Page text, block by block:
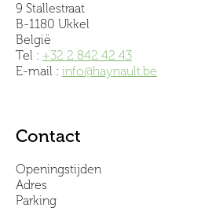
9 Stallestraat
B-1180 Ukkel
België
Tel : +32 2 842 42 43
E-mail : info@haynault.be
Contact
Openingstijden
Adres
Parking